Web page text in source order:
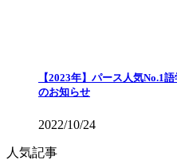
【2023年】パース人気No.1
のお知らせ
2022/10/24
人気記事